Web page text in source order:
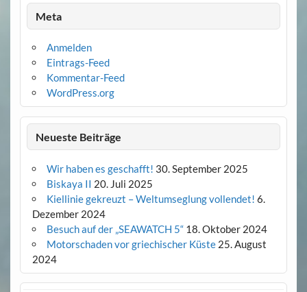
Meta
Anmelden
Eintrags-Feed
Kommentar-Feed
WordPress.org
Neueste Beiträge
Wir haben es geschafft! 30. September 2025
Biskaya II 20. Juli 2025
Kiellinie gekreuzt – Weltumseglung vollendet! 6.
Dezember 2024
Besuch auf der „SEAWATCH 5“ 18. Oktober 2024
Motorschaden vor griechischer Küste 25. August
2024